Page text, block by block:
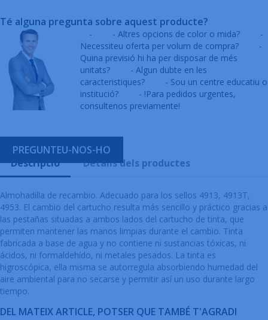
Té alguna pregunta sobre aquest producte?
- - Altres opcions de color o mida?
-
Necessiteu oferta per volum de compra?
-
Quina previsió hi ha per disposar de més
unitats?
- Algun dubte en les
caracteristiques?
- Sou un centre educatiu o
institució?
- !Para pedidos urgentes,
consultenos previamente!
PREGUNTEU-NOS-HO
Descripció
Detalls dels productes
Almohadilla de recambio. Adecuado para los sellos 4913, 4913T,
4953. El cambio del cartucho resulta más sencillo y práctico gracias a
las pestañas situadas a ambos lados del cartucho de tinta, que
permiten mantener las manos limpias durante el cambio. Tinta
fabricada a base de agua y no contiene ni sustancias tóxicas, ni
ácidos, ni formaldehído, ni metales pesados. La tinta es
higroscópica, ella misma se autorregula absorbiendo humedad del
aire ambiental para no secarse y permitir así un uso durante largo
tiempo.
DEL MATEIX ARTICLE, POTSER QUE TAMBÉ T'AGRADI